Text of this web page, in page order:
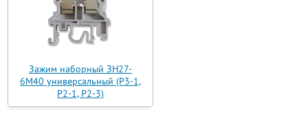
Зажим наборный ЗН27-
6М40 универсальный (Р3-1,
Р2-1, Р2-3)